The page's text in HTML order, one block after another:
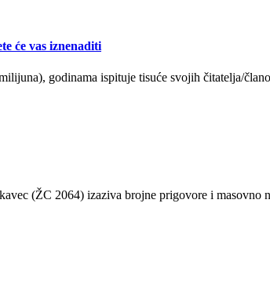
će vas iznenaditi
godinama ispituje tisuće svojih čitatelja/
(ŽC 2064) izaziva brojne prigovore i masovno